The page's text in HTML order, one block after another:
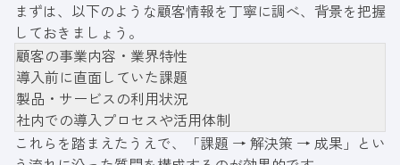
まずは、以下のような顧客情報を丁寧に調べ、背景を把握
しておきましょう。
顧客の事業内容・業界特性
導入前に直面していた課題
製品・サービスの利用状況
社内での導入プロセスや活用体制
これらを踏まえたうえで、「課題 → 解決策 → 成果」とい